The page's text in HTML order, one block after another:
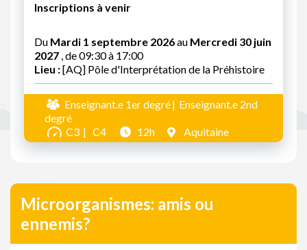
Inscriptions à venir
Du Mardi 1 septembre 2026au Mercredi 30 juin
2027 , de 09:30 à 17:00
Lieu :[AQ] Pôle d'Interprétation de la Préhistoire
Enseignant.e 1er degré
Enseignant.e 2nd
degré
C3
C4 12h Aquitaine
Microorganismes: amis ou
ennemis?